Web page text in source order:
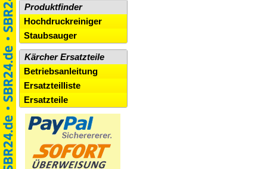
Produktfinder
Hochdruckreiniger
Staubsauger
Kärcher Ersatzteile
Betriebsanleitung
Ersatzteilliste
Ersatzteile